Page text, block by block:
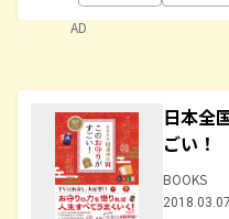
AD
日本全
ごい！
BOOKS